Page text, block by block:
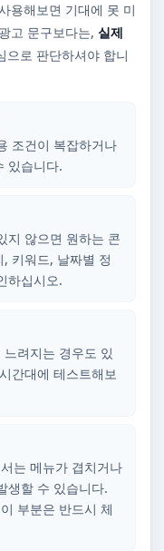
용해보면 기대에 못 미
고 문구보다는, 실제
으로 판단하셔야 합니
조건이 복잡하거나
있습니다.
지 않으면 원하는 콘
키워드, 날짜별 정
하십시오.
려지는 경우도 있
간대에 테스트해보
는 메뉴가 겹치거나
생할 수 있습니다.
부분은 반드시 체